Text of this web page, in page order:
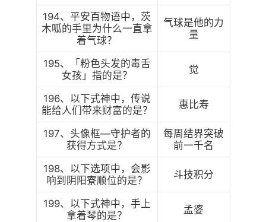
194、平安百物语中，茨
木呱的手里为什么一直拿
着气球？
气球是他的力
量
195、「粉色头发的毒舌
女孩」指的是？
觉
196、以下式神中，传说
能给人们带来财富的是？
惠比寿
197、头像框—守护者的
获得方式是？
每周结界突破
前一千名
198、以下选项中，会影
响到阴阳寮顺位的是？
斗技积分
199、以下式神中，手上
拿着琴的是？
孟婆